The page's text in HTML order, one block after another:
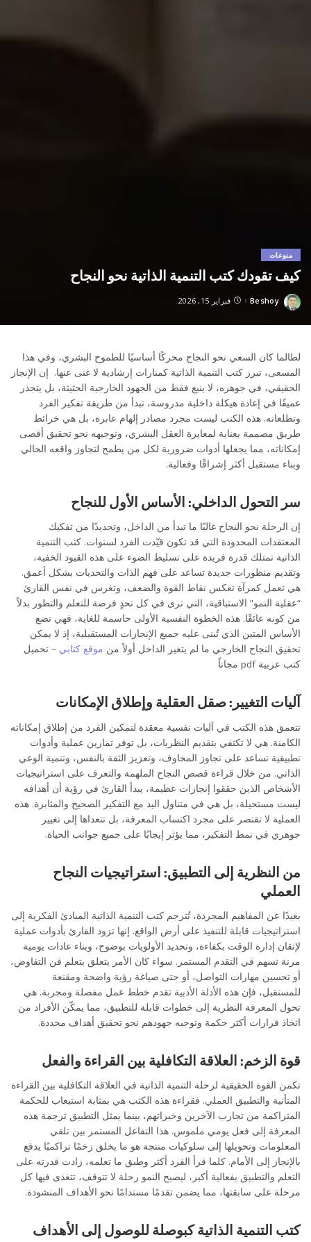
كيف تقودك كتب التنمية الذاتية نحو النجاح
منوعات
كيف تقودك كتب التنمية الذاتية نحو النجاح
Posted
Beshoy فبراير 15, 2026
لطالما كان السعي نحو النجاح محركًا أساسيًا للطموح البشري، وفي هذا
المسعى، تبرز كتب التنمية الذاتية كمنارات إرشادية لا غنى عنها. إن الإنجاز
الحقيقي، في جوهره، لا ينبع فقط من الجهود الخارجية الحثيثة، بل يتجذر
عميقًا في إعادة هيكلة داخلية مدروسة، تبدأ من طريقة تفكير الفرد
وتطلعاته. هذه الكتب ليست مجرد مصادر إلهام عابرة، بل هي خرائط
طريق مصممة بعناية لمعايرة العقل البشري، وتوجيهه نحو تحقيق أقصى
إمكاناته، مما يجعلها أدوات ضرورية لكل من يطمح لتجاوز واقعه الحالي
وبناء مستقبل أكثر إشراقًا وفعالية.
سر التحول الداخلي: الأساس الأول للنجاح
إن الرحلة نحو النجاح غالبًا ما تبدأ من الداخل، وتحديدًا من تفكيك
المعتقدات المحدودة التي قد تكون قيّدت الفرد لسنوات. كتب التنمية
الذاتية تمتلك قدرة فريدة على تسليط الضوء على هذه القيود الخفية،
وتقديم منظورات جديدة تساعد على فهم الذات والتحديات بشكل أعمق.
هي تعمل كمرآة تعكس نقاط القوة والضعف، وتغرس في نفس القارئ
“عقلية النمو” الاستباقية، التي ترى في كل تحدٍ فرصة للتعلم والتطور بدلاً
من كونه عائقًا. هذه الخطوة النفسية الأولى حاسمة للغاية، فهي تضع
الأساس المتين الذي تُبنى عليه جميع الإنجازات المستقبلية، إذ لا يمكن
تحقيق النجاح الخارجي ما لم يتغير الداخل أولاً من موقع كتابي – تحميل
كتب عربية pdf مجاناً
آليات التغيير: صقل العقلية وإطلاق الإمكانات
تتعمق هذه الكتب في آليات نفسية معقدة لتمكين الفرد من إطلاق إمكاناته
الكامنة. هي لا تكتفي بتقديم النظريات، بل توفر تمارين عملية وأدوات
تطبيقية تساعد على تجاوز المخاوف، وتعزيز الثقة بالنفس، وتنمية الوعي
الذاتي. من خلال قراءة قصص النجاح الملهمة والتعرف على استراتيجيات
الأشخاص الذين حققوا إنجازات عظيمة، يبدأ القارئ في رؤية أن أهدافه
ليست مستحيلة، بل هي في متناول اليد مع التفكير الصحيح والمثابرة. هذه
العملية لا تقتصر على مجرد اكتساب المعرفة، بل تتعداها إلى تغيير
جوهري في نمط التفكير، مما يؤثر إيجابًا على جميع جوانب الحياة.
من النظرية إلى التطبيق: استراتيجيات النجاح
العملي
بعيدًا عن المفاهيم المجردة، تُترجم كتب التنمية الذاتية المبادئ الفكرية إلى
استراتيجيات قابلة للتنفيذ على أرض الواقع. إنها تزود القارئ بأدوات عملية
لإتقان إدارة الوقت بكفاءة، وتحديد الأولويات بوضوح، وبناء عادات يومية
مرنة تسهم في التقدم المستمر. سواء كان الأمر يتعلق بتعلم فن التفاوض،
أو تحسين مهارات التواصل، أو حتى صياغة رؤية واضحة ومقنعة
للمستقبل، فإن هذه الأدلة الأدبية تقدم خطط عمل مفصلة ومجربة. هي
تحول المعرفة النظرية إلى خطوات قابلة للتطبيق، مما يمكّن الأفراد من
اتخاذ قرارات أكثر حكمة وتوجيه جهودهم نحو تحقيق أهداف محددة.
قوة الزخم: العلاقة التكافلية بين القراءة والفعل
تكمن القوة الحقيقية لرحلة التنمية الذاتية في العلاقة التكافلية بين القراءة
المتأنية والتطبيق العملي. فقراءة هذه الكتب هي بمثابة استيعاب للحكمة
المتراكمة من تجارب الآخرين وخبراتهم، بينما يمثل التطبيق ترجمة هذه
المعرفة إلى فعل يومي ملموس. هذا التفاعل المستمر بين تلقي
المعلومات وتحويلها إلى سلوكيات منتجة هو ما يخلق زخمًا تراكميًا يدفع
بالإنجاز إلى الأمام. كلما قرأ الفرد أكثر وطبق ما تعلمه، زادت قدرته على
التعلم والتطبيق بفعالية أكبر، ليصبح النمو رحلة لا تتوقف، تتغذى فيها كل
مرحلة على سابقتها، مما يضمن تقدمًا مستدامًا نحو الأهداف المنشودة.
كتب التنمية الذاتية كبوصلة للوصول إلى الأهداف